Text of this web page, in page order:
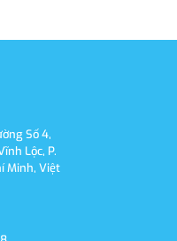
Số 4,
Lộc, P.
Minh, Việt